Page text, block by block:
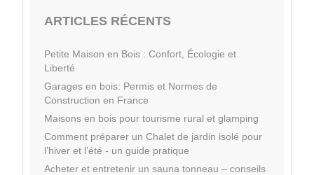
ARTICLES RÉCENTS
Petite Maison en Bois : Confort, Écologie et
Liberté
Garages en bois: Permis et Normes de
Construction en France
Maisons en bois pour tourisme rural et glamping
Comment préparer un Chalet de jardin isolé pour
l’hiver et l’été - un guide pratique
Acheter et entretenir un sauna tonneau – conseils